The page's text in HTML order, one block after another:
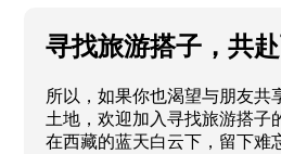
寻找旅游搭子，共
所以，如果你也渴望与朋友共
土地，欢迎加入寻找旅游搭子
在西藏的蓝天白云下，留下难